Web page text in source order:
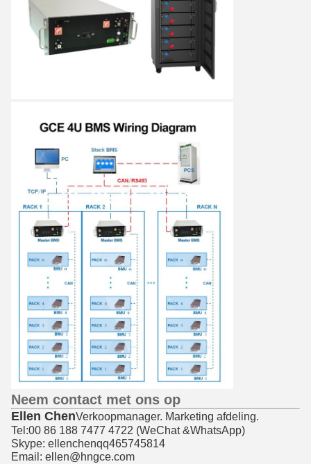
Neem contact met ons op
Ellen ChenVerkoopmanager. Marketing afdeling.
Tel:00 86 188 7477 4722 (WeChat &WhatsApp)
Skype: ellenchenqq465745814
Email: ellen@hngce.com